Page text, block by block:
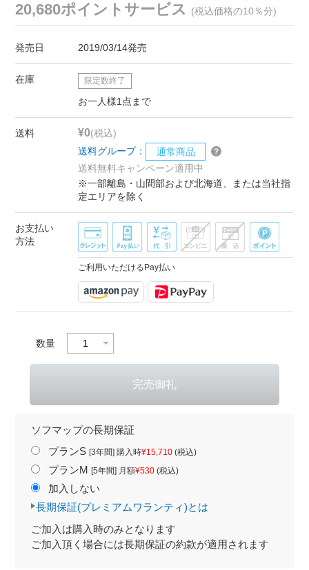
20,680ポイントサービス (税込価格の10％分)
発売日 2019/03/14発売
在庫 限定数終了
お一人様1点まで
送料 ¥0(税込)
送料グループ：
通常商品
送料無料キャンペーン適用中
※一部離島・山間部および北海道、または当社指
定エリアを除く
お支払い
方法
ご利用いただけるPay払い
数量
ソフマップの長期保証
プランS [3年間] 購入時¥15,710(税込)
プランM [5年間] 月額¥530(税込)
加入しない
長期保証(プレミアムワランティ)とは
ご加入は購入時のみとなります
ご加入頂く場合には長期保証の約款が適用されます